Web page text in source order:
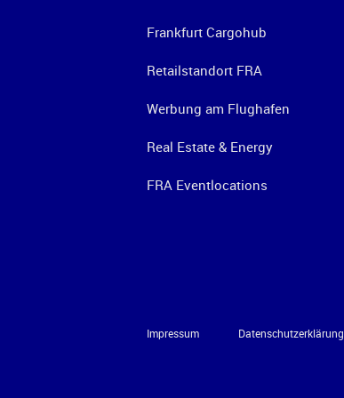
Frankfurt Cargohub
Retailstandort FRA
Werbung am Flughafen
Real Estate & Energy
FRA Eventlocations
Impressum Datenschutzerklärung